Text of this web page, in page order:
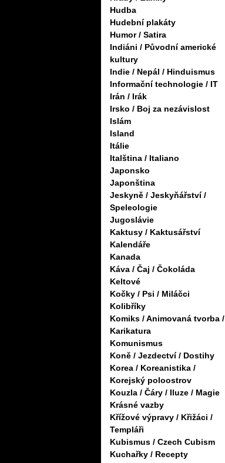
Hudba
Hudební plakáty
Humor / Satira
Indiáni / Původní americké
kultury
Indie / Nepál / Hinduismus
Informační technologie / IT
Irán / Irák
Irsko / Boj za nezávislost
Islám
Island
Itálie
Italština / Italiano
Japonsko
Japonština
Jeskyně / Jeskyňářství /
Speleologie
Jugoslávie
Kaktusy / Kaktusářství
Kalendáře
Kanada
Káva / Čaj / Čokoláda
Keltové
Kočky / Psi / Miláčci
Kolibříky
Komiks / Animovaná tvorba /
Karikatura
Komunismus
Koně / Jezdectví / Dostihy
Korea / Koreanistika /
Korejský poloostrov
Kouzla / Čáry / Iluze / Magie
Krásné vazby
Křížové výpravy / Křižáci /
Templáři
Kubismus / Czech Cubism
Kuchařky / Recepty